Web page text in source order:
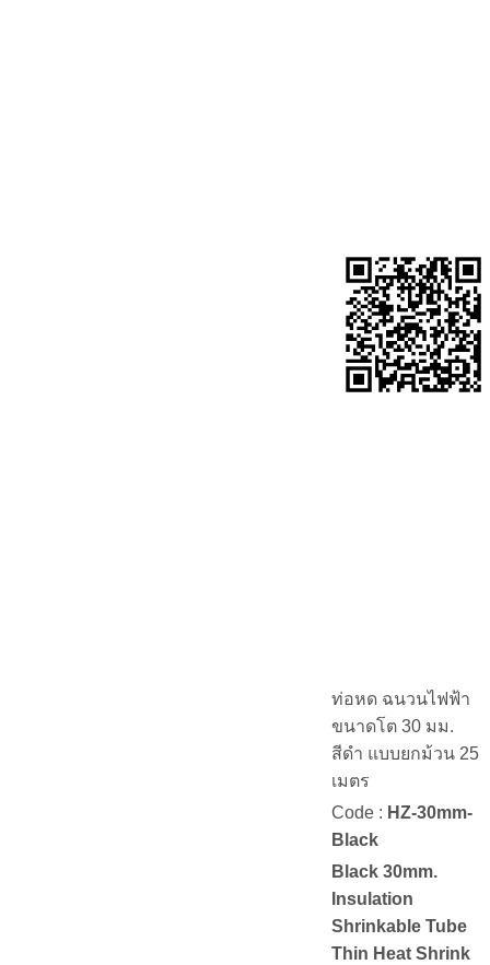
ท่อหด ฉนวนไฟฟ้า
ขนาดโต 30 มม.
สีดำ แบบยกม้วน 25
เมตร
Code : HZ-30mm-
Black
Black 30mm.
Insulation
Shrinkable Tube
Thin Heat Shrink